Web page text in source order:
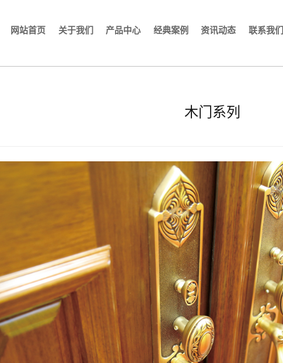
网站首页 关于我们 产品中心 经典案例 资讯动态 联系我们
木门系列